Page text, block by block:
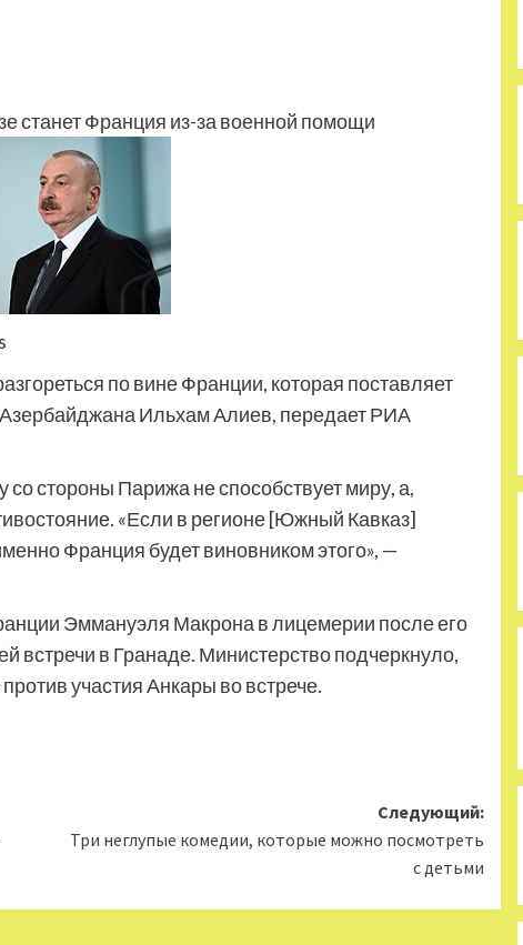
станет Франция из-за военной помощи
по вине Франции, которая поставляет
Ильхам Алиев, передает РИА
стороны Парижа не способствует миру, а,
«Если в регионе [Южный Кавказ]
Франция будет виновником этого», —
Эммануэля Макрона в лицемерии после его
встречи в Гранаде. Министерство подчеркнуло,
участия Анкары во встрече.
Следующий:
Три неглупые комедии, которые можно посмотреть
с детьми